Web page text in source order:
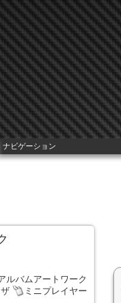
ルバムアートワーク
ミニプレイヤー
ナビゲーション